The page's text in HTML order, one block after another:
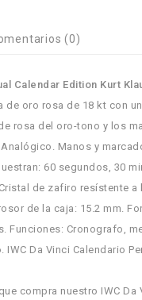
(0)
Calendar Edition Kurt
de oro rosa de 18 kt con
rosa del oro-tono y los
Manos y
60 segundos, 30
de zafiro resístente
de la caja: 15.2 mm.
Funciones: Cronografo,
IWC Da Vinci Calendario
compra nuestro IWC